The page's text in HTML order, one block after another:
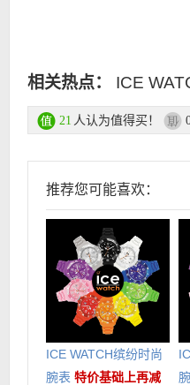
相关热点： ICE
21 人认为值得买！
推荐您可能喜欢：
ICE WATCH缤纷时尚
腕表 特价基础上再减